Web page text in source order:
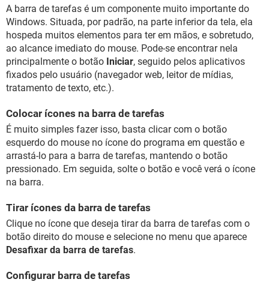
A barra de tarefas é um componente muito importante do
Windows. Situada, por padrão, na parte inferior da tela, ela
hospeda muitos elementos para ter em mãos, e sobretudo,
ao alcance imediato do mouse. Pode-se encontrar nela
principalmente o botão Iniciar, seguido pelos aplicativos
fixados pelo usuário (navegador web, leitor de mídias,
tratamento de texto, etc.).
Colocar ícones na barra de tarefas
É muito simples fazer isso, basta clicar com o botão
esquerdo do mouse no ícone do programa em questão e
arrastá-lo para a barra de tarefas, mantendo o botão
pressionado. Em seguida, solte o botão e você verá o ícone
na barra.
Tirar ícones da barra de tarefas
Clique no ícone que deseja tirar da barra de tarefas com o
botão direito do mouse e selecione no menu que aparece
Desafixar da barra de tarefas.
Configurar barra de tarefas